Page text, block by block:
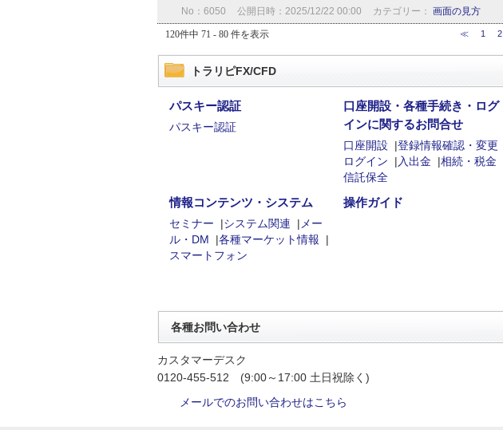
No：6050
公開日時：2025/12/22 00:00 カテゴリー： 画面の見方
120件中 71 - 80 件を表示 ≪ 1 2
トラリピFX/CFD
パスキー認証
パスキー認証
口座開設・各種手続き・ログ
インに関するお問合せ
口座開設 |登録情報確認・変更
ログイン
| 入出金 |相続・税金
信託保全
情報コンテンツ・システム
セミナー |システム関連 | メー
ル・DM
|各種マーケット情報
|
スマートフォン
操作ガイド
各種お問い合わせ
カスタマーデスク
0120-455-512 (9:00～17:00 土日祝除く)
メールでのお問い合わせはこちら